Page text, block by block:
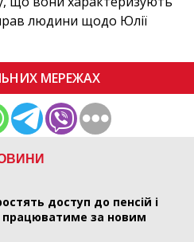
доступ до пенсій і
працюватиме за новим
людини щодо Юлії
МЕРЕЖАХ